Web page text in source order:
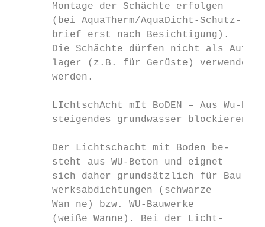
Montage der Schächte erfolgen
(bei AquaTherm/AquaDicht-Schutz-
brief erst nach Besichtigung).
Die Schächte dürfen nicht als Auf-
lager (z.B. für Gerüste) verwendet
werden.
LIchtschAcht mIt BoDEN – Aus Wu-
steigendes grundwasser blockieren
Der Lichtschacht mit Boden be-
steht aus WU-Beton und eignet
sich daher grundsätzlich für Bau-
werksabdichtungen (schwarze
Wan ne) bzw. WU-Bauwerke
(weiße Wanne). Bei der Licht-